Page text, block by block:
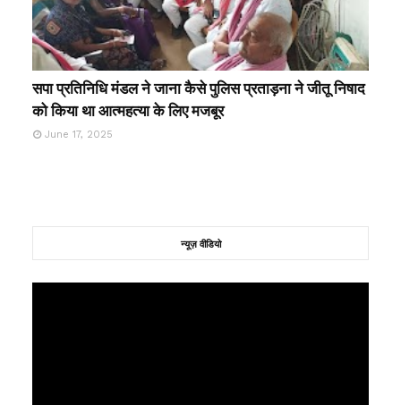
सपा प्रतिनिधि मंडल ने जाना कैसे पुलिस प्रताड़ना ने जीतू निषाद
को किया था आत्महत्या के लिए मजबूर
June 17, 2025
न्यूज़ वीडियो